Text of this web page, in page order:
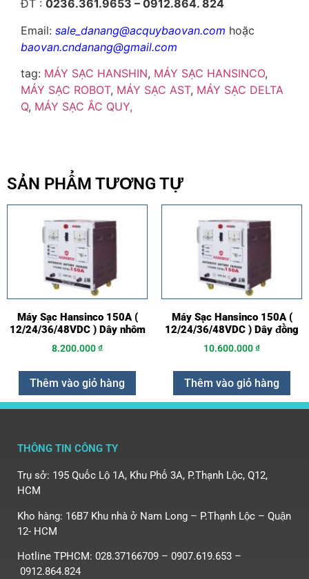
ĐT : 0236.361.9653 – 0912.864. 824
Email: sale_danang@acquybaovan.com hoặc
baovan.cndanang@gmail.com
tag: MÁY SẠC HANSHIN, MÁY SẠC HANSINCO,
MÁY SẠC ROBOT, MÁY SẠC AST, MÁY SẠC DELTA
Q, MÁY SẠC ẮC QUY,
SẢN PHẨM TƯƠNG TỰ
Máy Sạc Hansinco 150A (
12/24/36/48VDC ) Dây nhôm
8.200.000₫
Thêm vào giỏ hàng
Máy Sạc Hansinco 150A (
12/24/36/48VDC ) Dây đồng
10.600.000₫
Thêm vào giỏ hàng
THÔNG TIN CÔNG TY
Trụ sở: 195 Quốc Lộ 1A, Khu Phố 3A, P.Thạnh Lộc, Q12,
HCM
Kho hàng: 16B7 Khu nhà ở Nam Long – P.Thạnh Lộc – Quận
12- HCM
Hotline TPHCM: 028.37166709 – 0907.619.653 –
0912.864.824